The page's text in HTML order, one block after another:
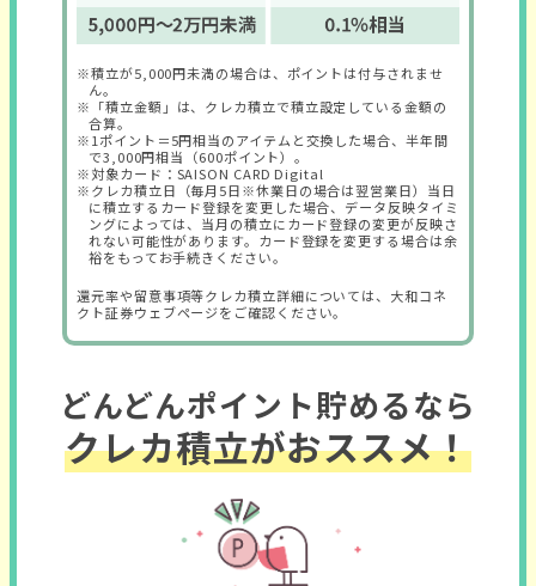
※積立が5,000円未満の場合は、ポイントは付与されませ
ん。
※「積立金額」は、クレカ積立で積立設定している金額の
合算。
※1ポイント＝5円相当のアイテムと交換した場合、半年間
で3,000円相当（600ポイント）。
※対象カード：SAISON CARD Digital
※クレカ積立日（毎月5日※休業日の場合は翌営業日）当日
に積立するカード登録を変更した場合、データ反映タイミ
ングによっては、当月の積立にカード登録の変更が反映さ
れない可能性があります。カード登録を変更する場合は余
裕をもってお手続きください。
還元率や留意事項等クレカ積立詳細については、大和コネ
クト証券ウェブページをご確認ください。
どんどんポイント貯めるなら
クレカ積立がおススメ！